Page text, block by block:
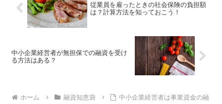
従業員を雇ったときの社会保険の負担額
は？計算方法を知っておこう！
中小企業経営者が無担保での融資を受け
る方法はある？
ホーム 融資知恵袋
中小企業経営者は事業資金の融